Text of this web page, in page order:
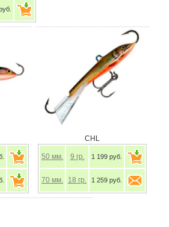
CHL
50 мм. 9 гр. 1 199 руб.
70 мм. 18 гр. 1 259 руб.